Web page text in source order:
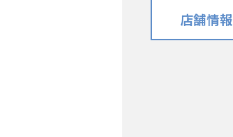
店舗情報